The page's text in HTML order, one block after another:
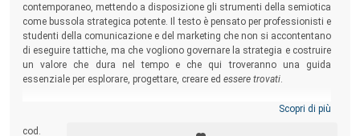
contemporaneo, mettendo a disposizione gli strumenti della semiotica
come bussola strategica potente. Il testo è pensato per professionisti e
studenti della comunicazione e del marketing che non si accontentano
di eseguire tattiche, ma che vogliono governare la strategia e costruire
un valore che dura nel tempo e che qui troveranno una guida
essenziale per esplorare, progettare, creare ed essere trovati
Scopri di più
cod.